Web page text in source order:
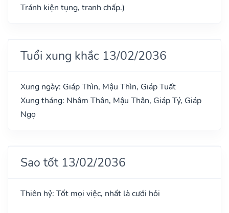
Tránh kiện tụng, tranh chấp.)
Tuổi xung khắc 13/02/2036
Xung ngày: Giáp Thìn, Mậu Thìn, Giáp Tuất
Xung tháng: Nhâm Thân, Mậu Thân, Giáp Tý, Giáp
Ngọ
Sao tốt 13/02/2036
Thiên hỷ: Tốt mọi việc, nhất là cưới hỏi